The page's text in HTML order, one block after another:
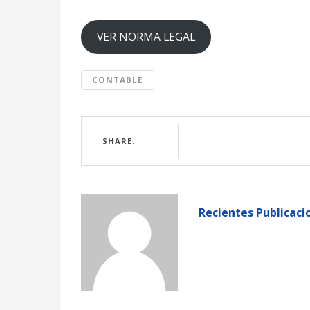
VER NORMA LEGAL
CONTABLE
SHARE:
Recientes